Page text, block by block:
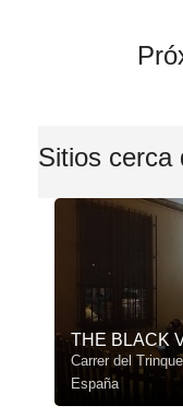
Sitios cerca
THE BLACK
Carrer del
España